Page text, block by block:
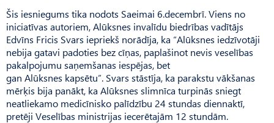
Šis iesniegums tika nodots Saeimai 6.decembrī. Viens no
iniciatīvas autoriem, Alūksnes invalīdu biedrības vadītājs
Edvīns Fricis Svars iepriekš norādīja, ka “Alūksnes iedzīvotāji
nebija gatavi padoties bez cīņas, paplašinot nevis veselības
pakalpojumu saņemšanas iespējas, bet
gan Alūksnes kapsētu”. Svars stāstīja, ka parakstu vākšanas
mērķis bija panākt, ka Alūksnes slimnīca turpinās sniegt
neatliekamo medicīnisko palīdzību 24 stundas diennaktī,
pretēji Veselības ministrijas iecerētajām 12 stundām.